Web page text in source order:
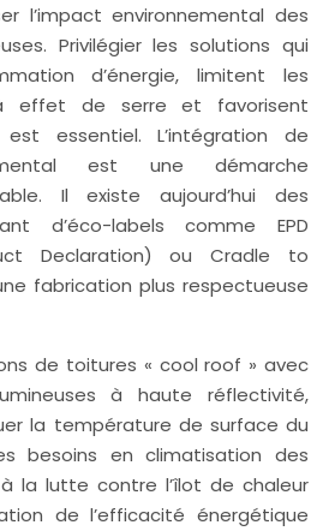
l’impact environnemental des
Privilégier les solutions qui
d’énergie, limitent les
effet de serre et favorisent
est essentiel. L’intégration de
est une démarche
Il existe aujourd’hui des
d’éco-labels comme EPD
Declaration) ou Cradle to
fabrication plus respectueuse
de toitures « cool roof » avec
à haute réflectivité,
la température de surface du
besoins en climatisation des
la lutte contre l’îlot de chaleur
de l’efficacité énergétique